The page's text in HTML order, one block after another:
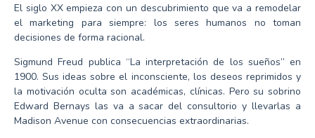
El siglo XX empieza con un descubrimiento que va a remodelar
el marketing para siempre: los seres humanos no toman
decisiones de forma racional.
Sigmund Freud publica “La interpretación de los sueños” en
1900. Sus ideas sobre el inconsciente, los deseos reprimidos y
la motivación oculta son académicas, clínicas. Pero su sobrino
Edward Bernays las va a sacar del consultorio y llevarlas a
Madison Avenue con consecuencias extraordinarias.